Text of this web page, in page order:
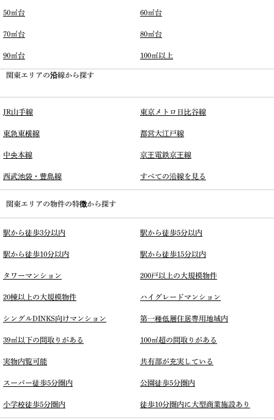
50㎡台 60㎡台
70㎡台 80㎡台
90㎡台 100㎡以上
関東エリアの沿線から探す
JR山手線 東京メトロ日比谷線
東急東横線 都営大江戸線
中央本線 京王電鉄京王線
西武池袋・豊島線 すべての沿線を見る
関東エリアの物件の特徴から探す
駅から徒歩3分以内 駅から徒歩5分以内
駅から徒歩10分以内 駅から徒歩15分以内
タワーマンション 200戸以上の大規模物件
20棟以上の大規模物件 ハイグレードマンション
シングルDINKS向けマンション 第一種低層住居専用地域内
39㎡以下の間取りがある 100㎡超の間取りがある
実物内覧可能 共有部が充実している
スーパー徒歩5分圏内 公園徒歩5分圏内
小学校徒歩5分圏内 徒歩10分圏内に大型商業施設あり